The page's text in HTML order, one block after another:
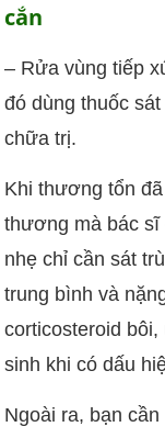
cắn
– Rửa vùng tiếp
đó dùng thuốc
chữa trị.
Khi thương tổn
thương mà bác
nhẹ chỉ cần sát
trung bình và
corticosteroid
sinh khi có dấu
Ngoài ra, bạn